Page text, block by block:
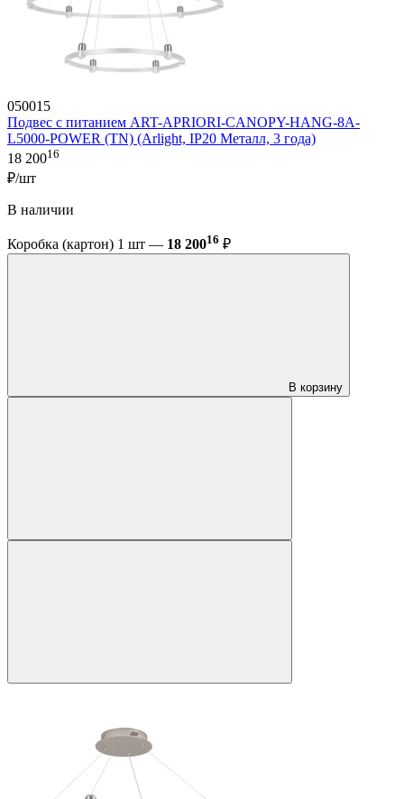
050015
Подвес с питанием ART-APRIORI-CANOPY-HANG-8A-
L5000-POWER (TN) (Arlight, IP20 Металл, 3 года)
18 20016
₽/шт
В наличии
Коробка (картон) 1 шт — 18 20016 ₽
В корзину